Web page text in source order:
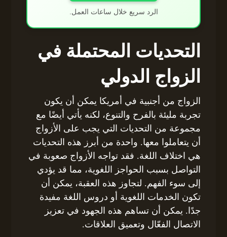
الرد سريع خلال ساعات العمل.
التحديات المحتملة في
الزواج الدولي
الزواج من أجنبية في أمريكا يمكن أن يكون
تجربة مليئة بالفرح والتنوع، لكنه يأتي أيضًا مع
مجموعة من التحديات التي يجب على الأزواج
أن يتعاملوا معها. واحدة من أبرز هذه التحديات
هي اختلاف اللغة. فقد تواجه الأزواج صعوبة في
التواصل بسبب الحواجز اللغوية، مما قد يؤدي
إلى سوء الفهم. لتجاوز هذه العقبة، يمكن أن
تكون الخدمات اللغوية أو دروس اللغة مفيدة
جدًا. يمكن أن تساهم هذه الجهود في تعزيز
الاتصال الفعّال وتعميق العلاقات.